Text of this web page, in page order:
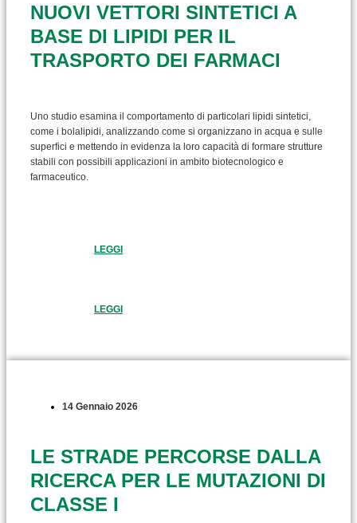
NUOVI VETTORI SINTETICI A
BASE DI LIPIDI PER IL
TRASPORTO DEI FARMACI
Uno studio esamina il comportamento di particolari lipidi sintetici,
come i bolalipidi, analizzando come si organizzano in acqua e sulle
superfici e mettendo in evidenza la loro capacità di formare strutture
stabili con possibili applicazioni in ambito biotecnologico e
farmaceutico.
LEGGI
LEGGI
14 Gennaio 2026
LE STRADE PERCORSE DALLA
RICERCA PER LE MUTAZIONI DI
CLASSE I